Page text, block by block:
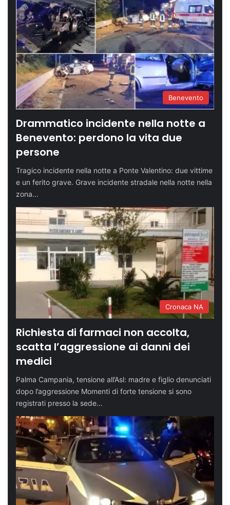
Benevento
Drammatico incidente nella notte a
Benevento: perdono la vita due
persone
Tragico incidente nella notte a Ponte Valentino: due vittime
e un ferito grave. Grave incidente stradale nella notte nella
zona…
Cronaca NA
Richiesta di farmaci non accolta,
scatta l’aggressione ai danni dei
medici
Palma Campania, tensione all’Asl: madre e figlio denunciati
dopo l’aggressione Momenti di forte tensione si sono
registrati presso la sede…